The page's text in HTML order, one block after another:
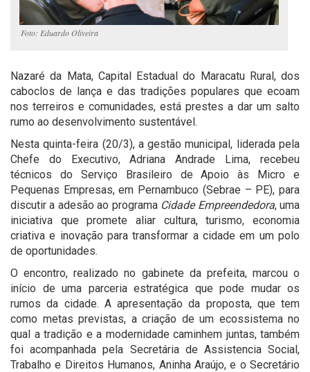
Foto: Eduardo Oliveira
Nazaré da Mata, Capital Estadual do Maracatu Rural, dos
caboclos de lança e das tradições populares que ecoam
nos terreiros e comunidades, está prestes a dar um salto
rumo ao desenvolvimento sustentável.
Nesta quinta-feira (20/3), a gestão municipal, liderada pela
Chefe do Executivo, Adriana Andrade Lima, recebeu
técnicos do Serviço Brasileiro de Apoio às Micro e
Pequenas Empresas, em Pernambuco (Sebrae – PE), para
discutir a adesão ao programa Cidade Empreendedora, uma
iniciativa que promete aliar cultura, turismo, economia
criativa e inovação para transformar a cidade em um polo
de oportunidades.
O encontro, realizado no gabinete da prefeita, marcou o
início de uma parceria estratégica que pode mudar os
rumos da cidade. A apresentação da proposta, que tem
como metas previstas, a criação de um ecossistema no
qual a tradição e a modernidade caminhem juntas, também
foi acompanhada pela Secretária de Assistencia Social,
Trabalho e Direitos Humanos, Aninha Araújo, e o Secretário